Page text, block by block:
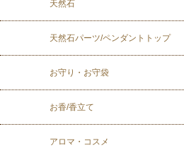
天然石
天然石パーツ/ペンダントトップ
お守り・お守袋
お香/香立て
アロマ・コスメ